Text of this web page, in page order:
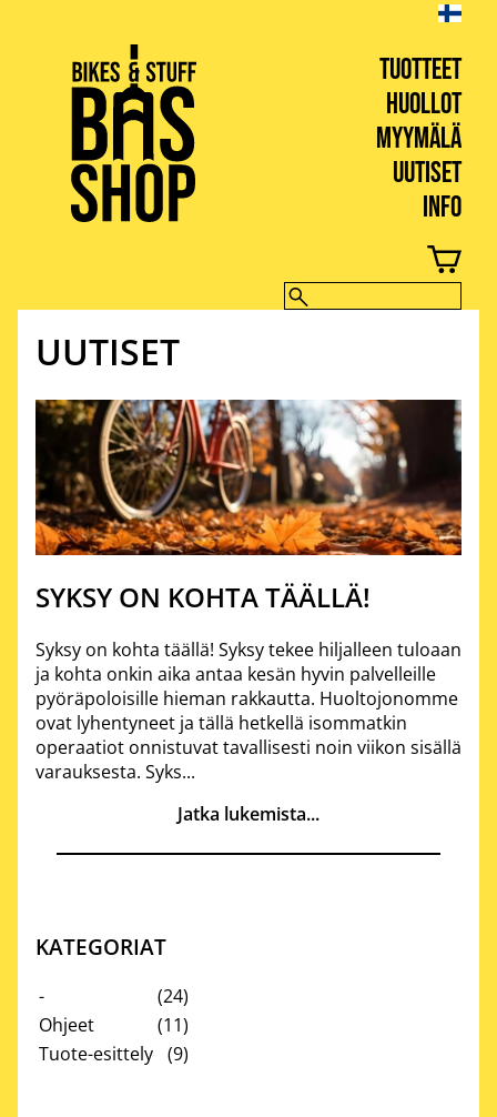
TUOTTEET
HUOLLOT
MYYMÄLÄ
UUTISET
INFO
BIKES & STUFF
UUTISET
SYKSY ON KOHTA TÄÄLLÄ!
Syksy on kohta täällä! Syksy tekee hiljalleen tuloaan
ja kohta onkin aika antaa kesän hyvin palvelleille
pyöräpoloisille hieman rakkautta. Huoltojonomme
ovat lyhentyneet ja tällä hetkellä isommatkin
operaatiot onnistuvat tavallisesti noin viikon sisällä
varauksesta. Syks...
Jatka lukemista...
KATEGORIAT
-
(24)
Ohjeet
(11)
Tuote-esittely (9)